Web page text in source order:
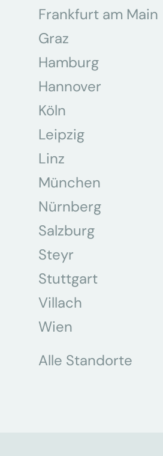
Frankfurt am Main
Graz
Hamburg
Hannover
Köln
Leipzig
Linz
München
Nürnberg
Salzburg
Steyr
Stuttgart
Villach
Wien
Alle Standorte